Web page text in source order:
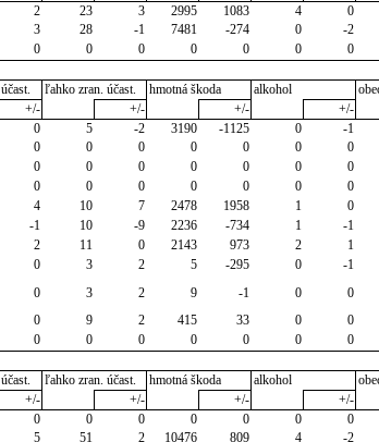
2 23 3 2995 1083 4 0
3 28 -1 7481 -274 0 -2
0 0 0 0 0 0 0
ľahko zran. účast. hmotná škoda alkohol
+/- +/- +/- +/-
0 5 -2 3190 -1125 0 -1
0 0 0 0 0 0 0
0 0 0 0 0 0 0
0 0 0 0 0 0 0
4 10 7 2478 1958 1 0
-1 10 -9 2236 -734 1 -1
2 11 0 2143 973 2 1
0 3 2 5 -295 0 -1
0 3 2 9 -1 0 0
0 9 2 415 33 0 0
0 0 0 0 0 0 0
ľahko zran. účast. hmotná škoda alkohol
+/- +/- +/- +/-
0 0 0 0 0 0 0
5 51 2 10476 809 4 -2